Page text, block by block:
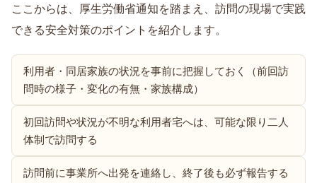
ここからは、厚生労働省通知を踏まえ、訪問の現場で実践
できる安全対策のポイントを紹介します。
利用者・同居家族の状況を事前に把握しておく（前回訪
問時の様子・変化の有無・家族構成）
初回訪問や状況が不明な利用者宅へは、可能な限り二人
体制で訪問する
訪問前に事業所へ出発を連絡し、終了後も必ず報告する